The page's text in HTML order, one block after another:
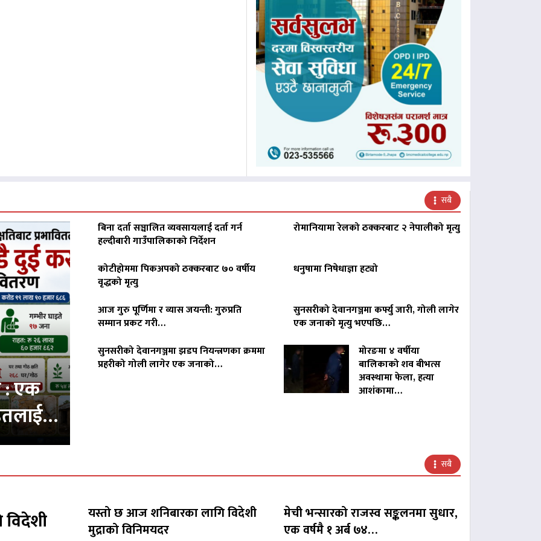
सबै
: एक
बिना दर्ता सञ्चालित व्यवसायलाई दर्ता गर्न
हल्दीबारी गाउँपालिकाको निर्देशन
रोमानियामा रेलको ठक्करबाट २ नेपालीको मृत्यु
कोटीहोममा पिकअपको ठक्करबाट ७० वर्षीय
वृद्धको मृत्यु
धनुषामा निषेधाज्ञा हट्यो
आज गुरु पूर्णिमा र व्यास जयन्ती: गुरुप्रति
सम्मान प्रकट गरी…
सुनसरीको देवानगञ्जमा कर्फ्यु जारी, गोली लागेर
एक जनाको मृत्यु भएपछि…
सुनसरीको देवानगञ्जमा झडप नियन्त्रणका क्रममा
प्रहरीको गोली लागेर एक जनाको…
मोरङमा ४ वर्षीया
बालिकाको शव बीभत्स
अवस्थामा फेला, हत्या
आशंकामा…
सबै
यस्तो छ आज शनिबारका लागि विदेशी
मुद्राको विनिमयदर
मेची भन्सारको राजस्व सङ्कलनमा सुधार,
एक वर्षमै १ अर्ब ७४…